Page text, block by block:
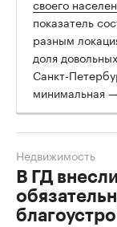
своего
показатель
разным
доля
Санкт-
минимальная
В ГД
Недвижимость